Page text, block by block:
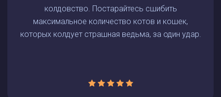
колдовство. Постарайтесь сшибить
максимальное количество котов и кошек,
которых колдует страшная ведьма, за один удар.